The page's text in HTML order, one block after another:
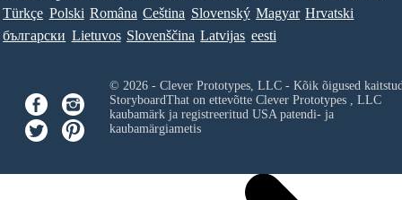
Türkçe Polski Româna Ceština Slovenský Magyar Hrvatski
български Lietuvos Slovenščina Latvijas eesti
© 2026 - Clever Prototypes, LLC - Kõik õigused
StoryboardThat on ettevõtte Clever Prototypes , LLC
kaubamärk ja registreeritud USA patendi- ja
kaubamärgiametis